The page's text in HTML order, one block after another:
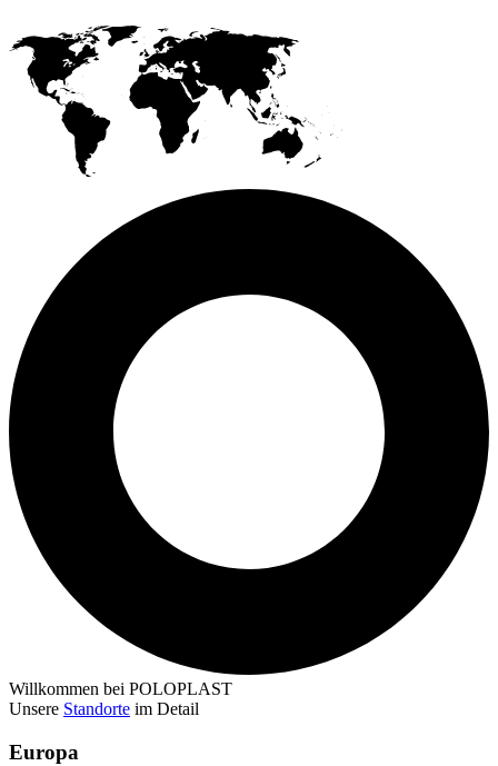
Willkommen bei POLOPLAST
Unsere Standorte im Detail
Europa